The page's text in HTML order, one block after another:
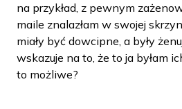
na przykład, z pewnym
maile znalazłam w swojej
miały być dowcipne, a były
wskazuje na to, że to ja byłam
to możliwe?